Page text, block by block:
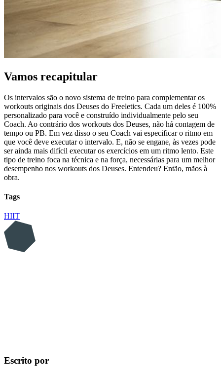
Vamos recapitular
Os intervalos são o novo sistema de treino para complementar os
workouts originais dos Deuses do Freeletics. Cada um deles é 100%
personalizado para você e construído individualmente pelo seu
Coach. Ao contrário dos workouts dos Deuses, não há contagem de
tempo ou PB. Em vez disso o seu Coach vai especificar o ritmo em
que você deve executar o intervalo. E, não se engane, às vezes pode
ser ainda mais difícil executar os exercícios em um ritmo lento. Este
tipo de treino foca na técnica e na força, necessárias para um melhor
desempenho nos workouts dos Deuses. Entendeu? Então, mãos à
obra.
Tags
HIIT
Escrito por